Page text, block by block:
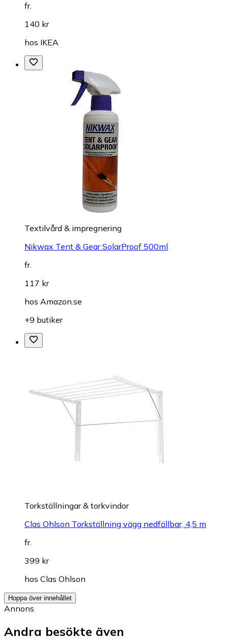
fr.
140 kr
hos IKEA
Textilvård & impregnering
Nikwax Tent & Gear SolarProof 500ml
fr.
117 kr
hos Amazon.se
+9 butiker
Torkställningar & torkvindor
Clas Ohlson Torkställning vägg nedfällbar, 4,5 m
fr.
399 kr
hos Clas Ohlson
Hoppa över innehållet
Annons
Andra besökte även